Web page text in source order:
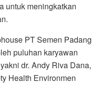
untuk meningkatkan
PT Semen Padang
puluhan karyawan
dr. Andy Riva Dana,
Health Environmen